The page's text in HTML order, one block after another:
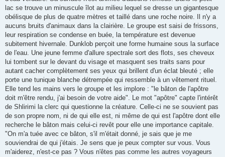
lac se trouve un minuscule îlot au milieu lequel se dresse un gigantesque
obélisque de plus de quatre mètres et taillé dans une roche noire. Il n'y a
aucuns bruits d'animaux dans la clairière. Le groupe est saisi de frissons,
leur respiration se condense en buée, la température est devenue
subitement hivernale. Dunklob perçoit une forme humaine sous la surface
de l'eau. Une jeune femme d'allure spectrale sort des flots, ses cheveux
lui tombent sur le devant du visage et masquent ses traits sans pour
autant cacher complètement ses yeux qui brillent d'un éclat bleuté ; elle
porte une tunique blanche détrempée qui ressemble à un vêtement rituel.
Elle tend les mains vers le groupe et les implore : "le bâton de l'apôtre
doit m'être rendu, j'ai besoin de votre aide". Le mot "apôtre" capte l'intérêt
de Shlirimi la clerc qui questionne la créature. Celle-ci ne se souvient pas
de son propre nom, ni de qui elle est, ni même de qui est l'apôtre dont elle
recherche le bâton mais celui-ci revêt pour elle une importance capitale.
"On m'a tuée avec ce bâton, s'il m'était donné, je sais que je me
souviendrai de qui j'étais. Je sens que je peux compter sur vous. Vous
m'aiderez, n'est-ce pas ? Vous n'êtes pas comme les autres voyageurs